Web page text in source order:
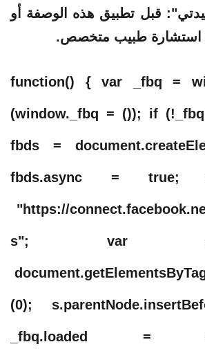
قبل تطبيق هذه الوصفة أو
استشارة طبيب متخصص.
(function() { var _fbq =
(window._fbq = ()); if
fbds =
fbds.async = true;
"https://
s"; var
(0);
_fbq.loaded